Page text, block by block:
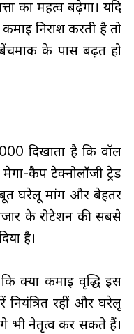
का महत्व बढ़ेगा। यदि
कमाई निराश करती है तो
के पास बढ़त हो
दिखाता है कि वॉल
कैप टेक्नोलॉजी ट्रेड
घरेलू मांग और बेहतर
के रोटेशन की सबसे
है।
क्या कमाई वृद्धि इस
नियंत्रित रहीं और घरेलू
भी नेतृत्व कर सकते हैं।